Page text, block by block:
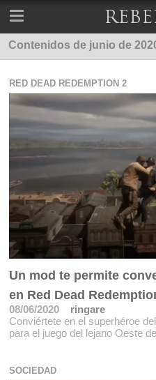
Contenidos de junio de
RED DEAD REDEMPTION 2
Un mod te permite
en Red Dead
08/06/2020
ringare
Conviértete en el superhéroe
para el juego del lejano Oeste
SOCIEDAD